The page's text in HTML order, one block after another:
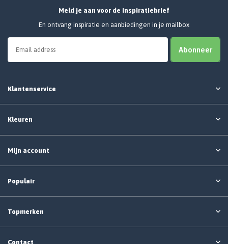
Meld je aan voor de inspiratiebrief
En ontvang inspiratie en aanbiedingen in je mailbox
Abonneer
Klantenservice
Kleuren
Mijn account
Populair
Topmerken
Contact